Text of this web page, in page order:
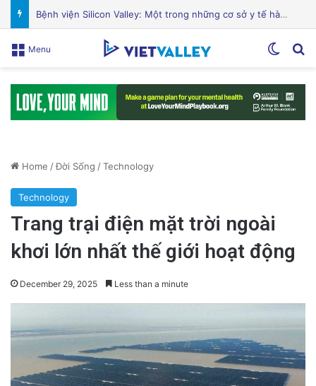
Sự Kiện Livestream Gây Chấn Động: 3 Triệu Người Theo Dõi Nguyễn Phương Hằng Tại Việt Nam!
Menu
Home /Đời Sống /Technology
Technology
Trang trại điện mặt trời ngoài
khơi lớn nhất thế giới hoạt động
December 29, 2025 Less than a minute